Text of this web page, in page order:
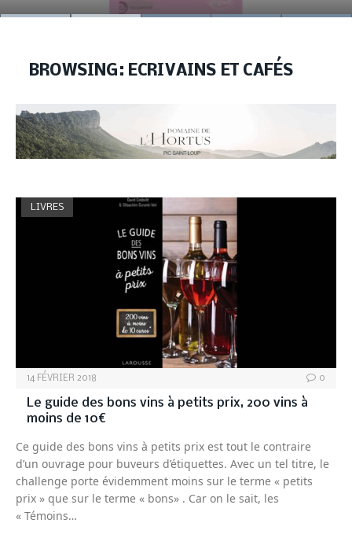
BROWSING: ECRIVAINS ET CAFÉS
LIVRES
14 FÉVRIER 2018 0
Le guide des bons vins à petits prix, 200 vins à
moins de 10€
Ce guide des bons vins à petits prix est tout le contraire
d’un ouvrage pour buveurs d’étiquettes. Avec un tel titre, le
challenge porte évidemment moins sur le terme « petits
prix » que sur le terme « bons» . Car on le sait, les
« Témoins…